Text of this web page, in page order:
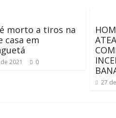
morto a tiros na
casa em
2021 0
27